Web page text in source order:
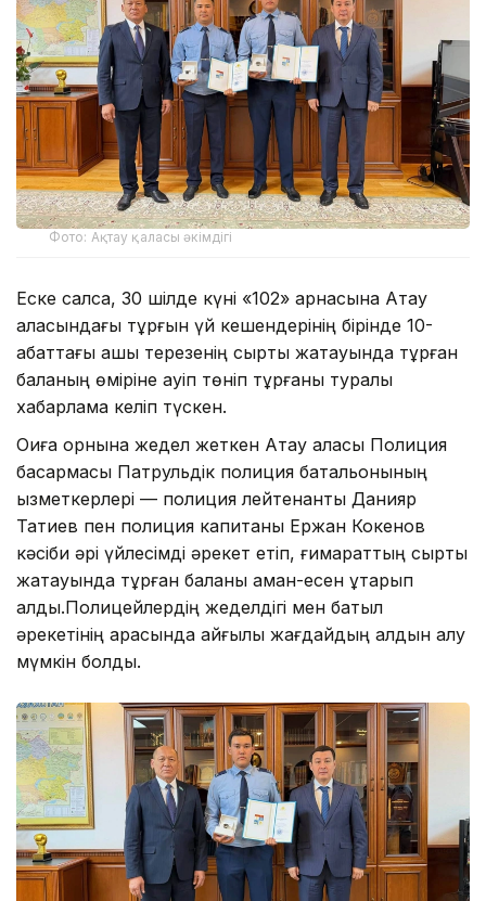
Фото: Ақтау қаласы әкімдігі
Еске салсақ, 30 шілде күні «102» арнасына Ақтау
қаласындағы тұрғын үй кешендерінің бірінде 10-
қабаттағы ашық терезенің сыртқы жақтауында тұрған
баланың өміріне қауіп төніп тұрғаны туралы
хабарлама келіп түскен.
Оқиға орнына жедел жеткен Ақтау қаласы Полиция
басқармасы Патрульдік полиция батальонының
қызметкерлері — полиция лейтенанты Данияр
Татиев пен полиция капитаны Ержан Кокенов
кәсіби әрі үйлесімді әрекет етіп, ғимараттың сыртқы
жақтауында тұрған баланы аман-есен құтқарып
қалды.Полицейлердің жеделдігі мен батыл
әрекетінің арқасында қайғылы жағдайдың алдын алу
мүмкін болды.